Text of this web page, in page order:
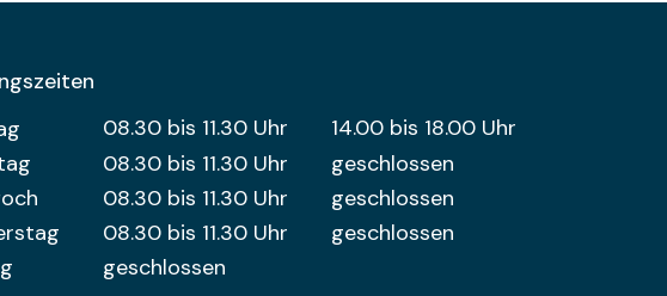
Öffnungszeiten Vormittag Öffnungszeiten Nachmittag
08.30 bis 11.30 Uhr
14.00 bis 18.00 Uhr
08.30 bis 11.30 Uhr
geschlossen
08.30 bis 11.30 Uhr
geschlossen
08.30 bis 11.30 Uhr
geschlossen
geschlossen